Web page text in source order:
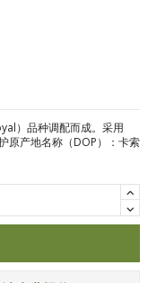
）品种调配而成。 采用
原产地名称（DOP）：卡索